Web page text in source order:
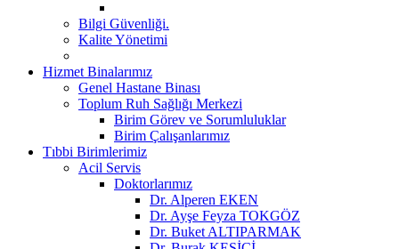
Bilgi Güvenliği.
Kalite Yönetimi
Hizmet Binalarımız
Genel Hastane Binası
Toplum Ruh Sağlığı Merkezi
Birim Görev ve Sorumluluklar
Birim Çalışanlarımız
Tıbbi Birimlerimiz
Acil Servis
Doktorlarımız
Dr. Alperen EKEN
Dr. Ayşe Feyza TOKGÖZ
Dr. Buket ALTIPARMAK